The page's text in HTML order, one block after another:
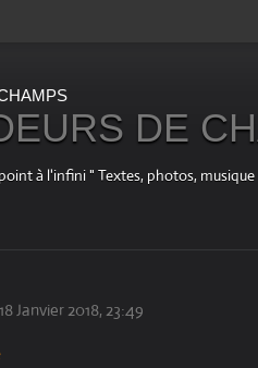
DE
à l'infini " Textes, photos,
18 Janvier 2018, 23:49